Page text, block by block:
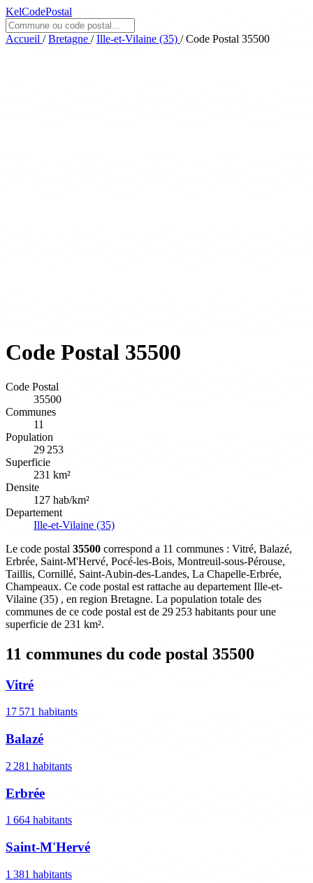
KelCodePostal
Accueil / Bretagne / Ille-et-Vilaine (35) / Code Postal 35500
Code Postal 35500
Code Postal
35500
Communes
11
Population
29 253
Superficie
231 km²
Densite
127 hab/km²
Departement
Ille-et-Vilaine (35)
Le code postal 35500 correspond a 11 communes : Vitré, Balazé,
Erbrée, Saint-M'Hervé, Pocé-les-Bois, Montreuil-sous-Pérouse,
Taillis, Cornillé, Saint-Aubin-des-Landes, La Chapelle-Erbrée,
Champeaux. Ce code postal est rattache au departement Ille-et-
Vilaine (35) , en region Bretagne. La population totale des
communes de ce code postal est de 29 253 habitants pour une
superficie de 231 km².
11 communes du code postal 35500
Vitré
17 571 habitants
Balazé
2 281 habitants
Erbrée
1 664 habitants
Saint-M'Hervé
1 381 habitants